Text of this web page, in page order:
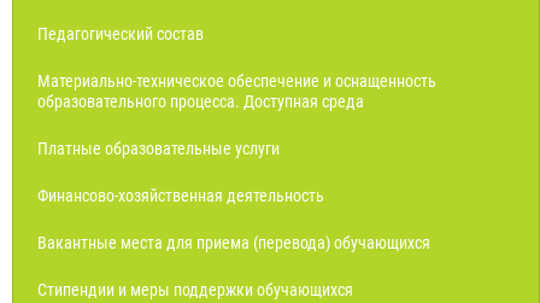
Педагогический состав
Материально-техническое обеспечение и оснащенность
образовательного процесса. Доступная среда
Платные образовательные услуги
Финансово-хозяйственная деятельность
Вакантные места для приема (перевода) обучающихся
Стипендии и меры поддержки обучающихся